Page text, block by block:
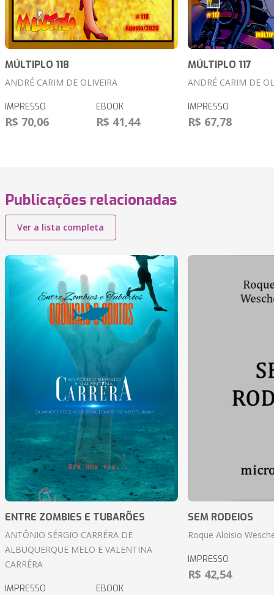
MÚLTIPLO 118
ANDRÉ CARIM DE OLIVEIRA
IMPRESSO
R$ 70,06
EBOOK
R$ 41,44
MÚLTIPLO 117
ANDRÉ CARIM DE
IMPRESSO
R$ 67,78
Publicações relacionadas
Ver a lista completa
ENTRE ZOMBIES E TUBARÕES
ANTÔNIO SÉRGIO CARRÉRA DE
ALBUQUERQUE MELO E VALENTINA
CARRÉRA
IMPRESSO EBOOK
SEM RODEIOS
Roque Aloisio
IMPRESSO
R$ 42,54